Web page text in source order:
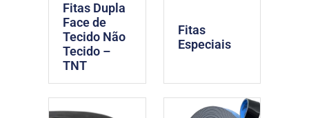
Fitas Dupla
Face de
Tecido Não
Tecido –
TNT
Fitas
Especiais